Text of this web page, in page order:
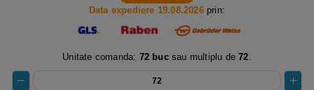
Data expediere 19.08.2026prin:
Unitate comanda: 72 bucsau multiplu de72